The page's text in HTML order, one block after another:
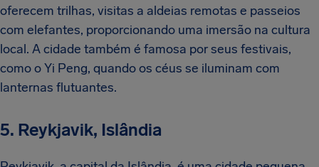
oferecem trilhas, visitas a aldeias remotas e passeios
com elefantes, proporcionando uma imersão na cultura
local. A cidade também é famosa por seus festivais,
como o Yi Peng, quando os céus se iluminam com
lanternas flutuantes.
5. Reykjavik, Islândia